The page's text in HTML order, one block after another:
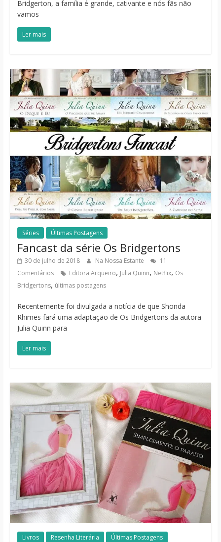
Bridgerton, a família é grande, cativante e nós fãs não
vamos
Ler mais
Séries Últimas Postagens
Fancast da série Os Bridgertons
30 de julho de 2018 Na Nossa Estante
11
Comentários
Editora Arqueiro, Julia Quinn, Netflix, Os
Bridgertons, últimas postagens
Recentemente foi divulgada a notícia de que Shonda
Rhimes fará uma adaptação de Os Bridgertons da autora
Julia Quinn para
Ler mais
Livros Resenha Literária Últimas Postagens